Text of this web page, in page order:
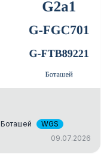
Боташей
WGS
09.07.2026